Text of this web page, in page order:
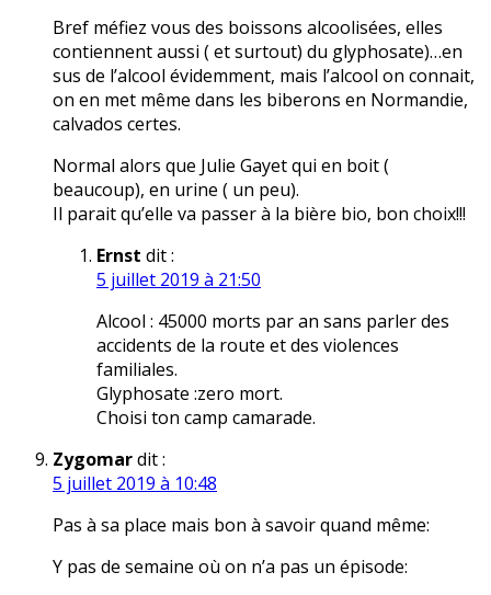
Bref méfiez vous des boissons alcoolisées, elles
contiennent aussi ( et surtout) du glyphosate)…en
sus de l’alcool évidemment, mais l’alcool on connait,
on en met même dans les biberons en Normandie,
calvados certes.
Normal alors que Julie Gayet qui en boit (
beaucoup), en urine ( un peu).
Il parait qu’elle va passer à la bière bio, bon choix!!!
Ernst dit :
5 juillet 2019 à 21:50
Alcool : 45000 morts par an sans parler des
accidents de la route et des violences
familiales.
Glyphosate :zero mort.
Choisi ton camp camarade.
Zygomardit :
5 juillet 2019 à 10:48
Pas à sa place mais bon à savoir quand même:
Y pas de semaine où on n’a pas un épisode: